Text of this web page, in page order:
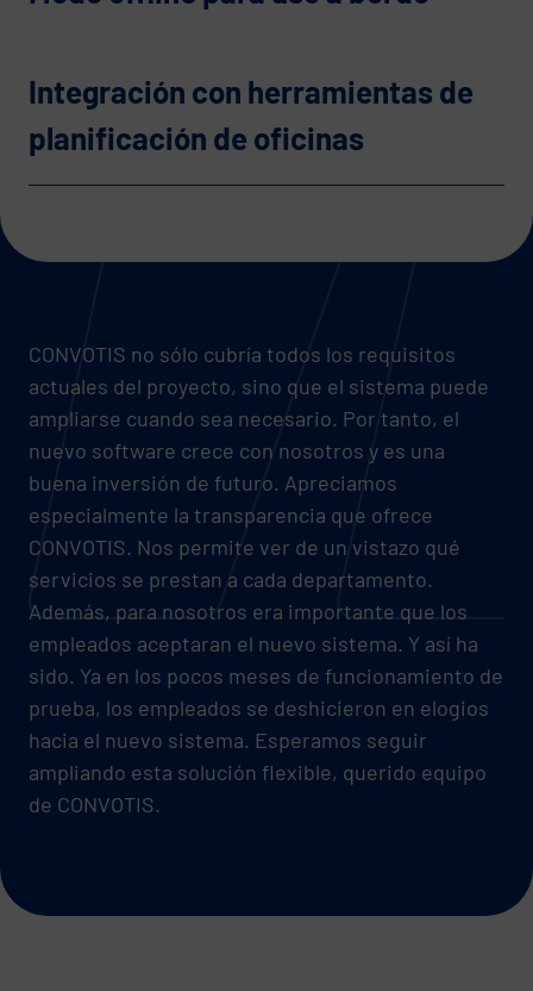
Integración con herramientas de
planificación de oficinas
CONVOTIS no sólo cubría todos los requisitos
actuales del proyecto, sino que el sistema puede
ampliarse cuando sea necesario. Por tanto, el
nuevo software crece con nosotros y es una
buena inversión de futuro. Apreciamos
especialmente la transparencia que ofrece
CONVOTIS. Nos permite ver de un vistazo qué
servicios se prestan a cada departamento.
Además, para nosotros era importante que los
empleados aceptaran el nuevo sistema. Y así ha
sido. Ya en los pocos meses de funcionamiento de
prueba, los empleados se deshicieron en elogios
hacia el nuevo sistema. Esperamos seguir
ampliando esta solución flexible, querido equipo
de CONVOTIS.